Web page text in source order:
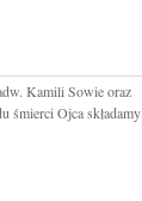
Kamili Sowie oraz
śmierci Ojca składamy